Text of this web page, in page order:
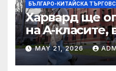
БЪЛГАРО-КИТАЙСКА
Харвард ще
на A-класите,
силната
студентите
MAY 21, 2026